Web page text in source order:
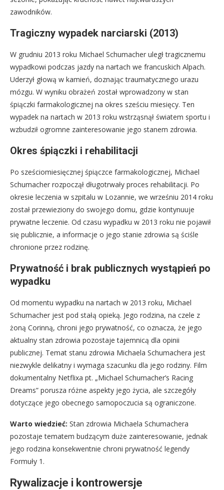
zawodników.
Tragiczny wypadek narciarski (2013)
W grudniu 2013 roku Michael Schumacher uległ tragicznemu
wypadkowi podczas jazdy na nartach we francuskich Alpach.
Uderzył głową w kamień, doznając traumatycznego urazu
mózgu. W wyniku obrażeń został wprowadzony w stan
śpiączki farmakologicznej na okres sześciu miesięcy. Ten
wypadek na nartach w 2013 roku wstrząsnął światem sportu i
wzbudził ogromne zainteresowanie jego stanem zdrowia.
Okres śpiączki i rehabilitacji
Po sześciomiesięcznej śpiączce farmakologicznej, Michael
Schumacher rozpoczął długotrwały proces rehabilitacji. Po
okresie leczenia w szpitalu w Lozannie, we wrześniu 2014 roku
został przewieziony do swojego domu, gdzie kontynuuje
prywatne leczenie. Od czasu wypadku w 2013 roku nie pojawił
się publicznie, a informacje o jego stanie zdrowia są ściśle
chronione przez rodzinę.
Prywatność i brak publicznych wystąpień po
wypadku
Od momentu wypadku na nartach w 2013 roku, Michael
Schumacher jest pod stałą opieką. Jego rodzina, na czele z
żoną Corinną, chroni jego prywatność, co oznacza, że jego
aktualny stan zdrowia pozostaje tajemnicą dla opinii
publicznej. Temat stanu zdrowia Michaela Schumachera jest
niezwykle delikatny i wymaga szacunku dla jego rodziny. Film
dokumentalny Netflixa pt. „Michael Schumacher’s Racing
Dreams” porusza różne aspekty jego życia, ale szczegóły
dotyczące jego obecnego samopoczucia są ograniczone.
Warto wiedzieć: Stan zdrowia Michaela Schumachera
pozostaje tematem budzącym duże zainteresowanie, jednak
jego rodzina konsekwentnie chroni prywatność legendy
Formuły 1.
Rywalizacje i kontrowersje